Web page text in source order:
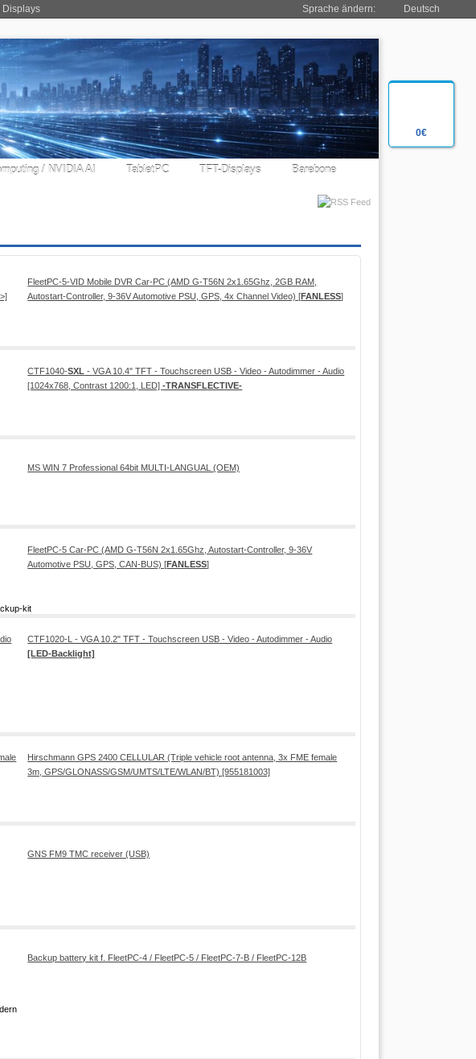
0€
Displays Sprache ändern: Deutsch
/ NVIDIA AI TabletPC TFT-Displays Barebone
FleetPC-5-VID Mobile DVR Car-PC (AMD G-T56N 2x1.65Ghz, 2GB RAM,
Autostart-Controller, 9-36V Automotive PSU, GPS, 4x Channel Video) [FANLESS]
CTF1040-SXL - VGA 10.4" TFT - Touchscreen USB - Video - Autodimmer - Audio
[1024x768, Contrast 1200:1, LED]-TRANSFLECTIVE-
MS WIN 7 Professional 64bit MULTI-LANGUAL (OEM)
FleetPC-5 Car-PC (AMD G-T56N 2x1.65Ghz, Autostart-Controller, 9-36V
Automotive PSU, GPS, CAN-BUS) [FANLESS]
kit
CTF1020-L - VGA 10.2" TFT - Touchscreen USB - Video - Autodimmer - Audio
[LED-Backlight]
Hirschmann GPS 2400 CELLULAR (Triple vehicle root antenna, 3x FME female
3m, GPS/GLONASS/GSM/UMTS/LTE/WLAN/BT) [955181003]
GNS FM9 TMC receiver (USB)
Backup battery kit f. FleetPC-4 / FleetPC-5 / FleetPC-7-B / FleetPC-12B